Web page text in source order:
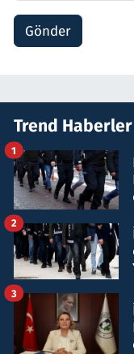
Gönder
Trend Haberler
1
2
3